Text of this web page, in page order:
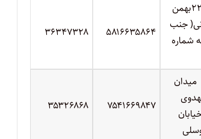
خیابان ۲۲بهمن
جنب
شماره
۵۸۱۶۶۳۵۸۶۴ ۳۶۳۴۷۳۲۸
میدان
۷۵۴۱۶۶۹۸۴۷ ۳۵۳۲۶۸۶۸